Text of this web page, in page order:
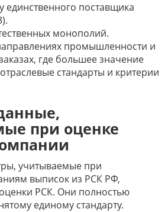
единственного поставщика
монополий.
промышленности и
где большее значение
стандарты и критерии
при оценке
учитываемые при
выписок из РСК РФ,
РСК. Они полностью
единому стандарту.